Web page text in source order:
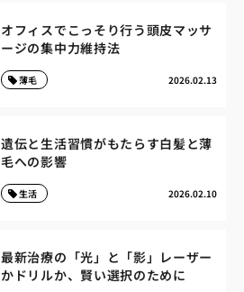
オフィスでこっそり行う頭皮マッサ
ージの集中力維持法
2026.02.13
薄毛
遺伝と生活習慣がもたらす白髪と薄
毛への影響
2026.02.10
生活
最新治療の「光」と「影」レーザー
かドリルか、賢い選択のために